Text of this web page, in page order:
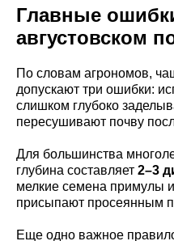
Главные
августовском
По словам агрономов,
допускают три ошибки:
слишком глубоко
пересушивают почву
Для большинства
глубина составляет 2–3
мелкие семена примулы
присыпают просеянным
Еще одно важное